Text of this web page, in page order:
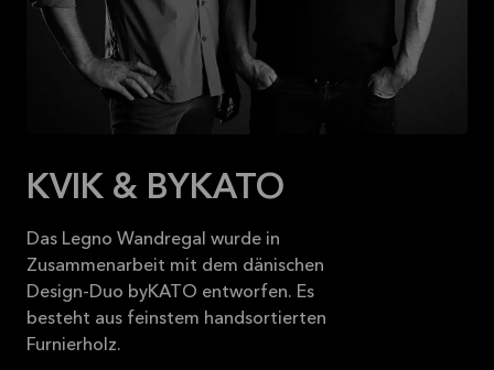
KVIK & BYKATO
Das Legno Wandregal wurde in
Zusammenarbeit mit dem dänischen
Design-Duo byKATO entworfen. Es
besteht aus feinstem handsortierten
Furnierholz.